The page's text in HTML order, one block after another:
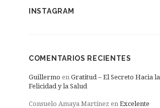
INSTAGRAM
COMENTARIOS RECIENTES
Guillermo en Gratitud – El Secreto Hacia la
Felicidad y la Salud
Consuelo Amaya Martínez en Excelente